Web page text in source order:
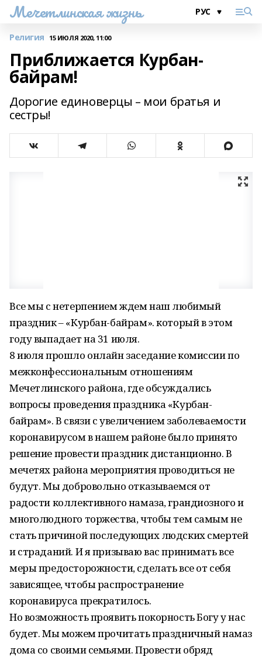
Мечетлинская жизнь
Религия 15 ИЮЛЯ 2020, 11:00
Приближается Курбан-
байрам!
Дорогие единоверцы – мои братья и
сестры!
Все мы с нетерпением ждем наш любимый
праздник – «Курбан-байрам». который в этом
году выпадает на 31 июля.
8 июля прошло онлайн заседание комиссии по
межконфессиональным отношениям
Мечетлинского района, где обсуждались
вопросы проведения праздника «Курбан-
байрам». В связи с увеличением заболеваемости
коронавирусом в нашем районе было принято
решение провести праздник дистанционно. В
мечетях района мероприятия проводиться не
будут. Мы добровольно отказываемся от
радости коллективного намаза, грандиозного и
многолюдного торжества, чтобы тем самым не
стать причиной последующих людских смертей
и страданий. И я призываю вас принимать все
меры предосторожности, сделать все от себя
зависящее, чтобы распространение
коронавируса прекратилось.
Но возможность проявить покорность Богу у нас
будет. Мы можем прочитать праздничный намаз
дома со своими семьями. Провести обряд